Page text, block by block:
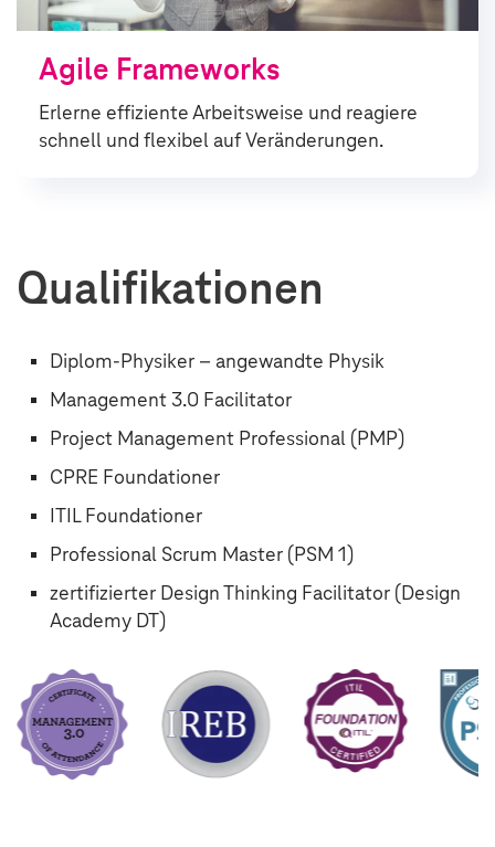
Agile Frame­works
Erlerne effiziente Arbeitsweise und reagiere
schnell und flexibel auf Veränderungen.
Qualifikationen
Diplom-Physiker – angewandte Physik
Management 3.0 Facilitator
Project Management Professional (PMP)
CPRE Foundationer
ITIL Foundationer
Professional Scrum Master (PSM 1)
zertifizierter Design Thinking Facilitator (Design
Academy DT)